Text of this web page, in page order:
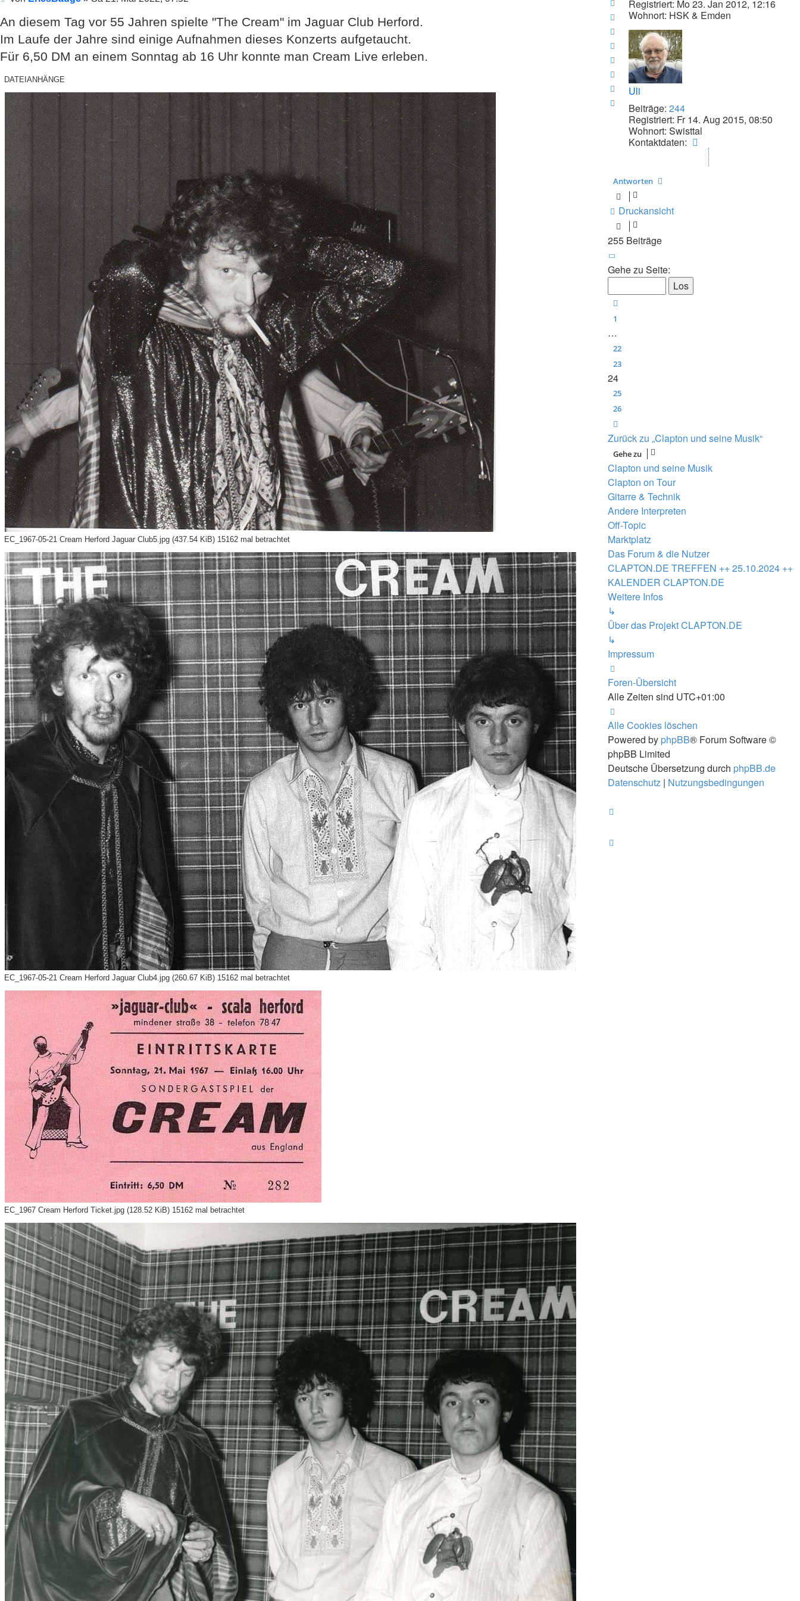
Registriert: Mo 23. Jan 2012, 12:16
Wohnort: HSK & Emden
An diesem Tag vor 55 Jahren spielte "The Cream" im Jaguar Club Herford.
Im Laufe der Jahre sind einige Aufnahmen dieses Konzerts aufgetaucht.
Für 6,50 DM an einem Sonntag ab 16 Uhr konnte man Cream Live erleben.
DATEIANHÄNGE
EC_1967-05-21 Cream Herford Jaguar Club5.jpg (437.54 KiB) 15162 mal betrachtet
EC_1967-05-21 Cream Herford Jaguar Club4.jpg (260.67 KiB) 15162 mal betrachtet
EC_1967 Cream Herford Ticket.jpg (128.52 KiB) 15162 mal betrachtet
Uli
Beiträge: 244
Registriert: Fr 14. Aug 2015, 08:50
Wohnort: Swisttal
Kontaktdaten:
von
Uli
oben
Nach
oben
Nach
oben
Nach
oben
Nach
oben
Nach
oben
Nach
oben
Nach
oben
Antworten
Druckansicht
255 Beiträge
Seite
Gehe zu Seite:
1
…
22
23
24
25
26
Zurück zu „Clapton und seine Musik“
Gehe zu
Clapton und seine Musik
Clapton on Tour
Gitarre & Technik
Andere Interpreten
Off-Topic
Marktplatz
Das Forum & die Nutzer
CLAPTON.DE TREFFEN ++ 25.10.2024 ++
KALENDER CLAPTON.DE
Weitere Infos
↳
Über das Projekt CLAPTON.DE
↳
Impressum
Foren-Übersicht
Alle Zeiten sind UTC+01:00
Alle Cookies löschen
Powered by phpBB® Forum Software ©
phpBB Limited
Deutsche Übersetzung durch phpBB.de
Datenschutz | Nutzungsbedingungen